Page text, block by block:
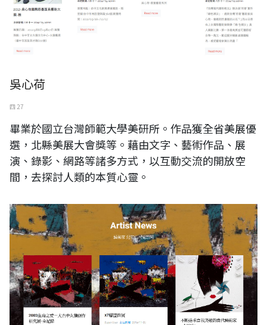
吳心荷
四 27
畢業於國立台灣師範大學美研所。作品獲全省美展優
選，北縣美展大會獎等。藉由文字、藝術作品、展
演、錄影、網路等諸多方式，以互動交流的開放空
間，去探討人類的本質心靈。